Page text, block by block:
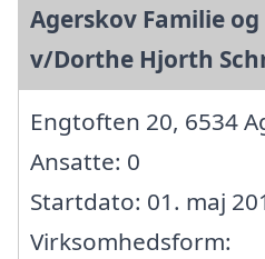
Agerskov Familie
v/Dorthe Hjorth
Engtoften 20, 6534
Ansatte: 0
Startdato: 01. maj
Virksomhedsform: